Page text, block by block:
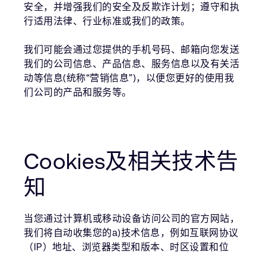
安全，并增强我们的安全及反欺诈计划；遵守和执
行适用法律、行业标准或我们的政策。
我们可能会通过您提供的手机号码、邮箱向您发送
我们的公司信息、产品信息、服务信息以及有关活
动等信息(统称“营销信息”)，以便您更好的使用我
们公司的产品和服务等。
Cookies及相关技术告
知
当您通过计算机或移动设备访问公司的官方网站，
我们将自动收集您的a)技术信息，例如互联网协议
（IP）地址、浏览器类型和版本、时区设置和位